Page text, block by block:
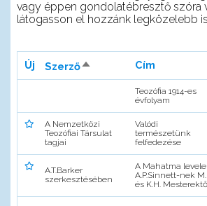
vagy éppen gondolatébresztő szóra
látogasson el hozzánk legközelebb
Új SzerzőCsökkenő
Cím
Teozófia 1914-es
évfolyam
A Nemzetközi
Teozófiai Társulat
tagjai
Valódi
természetünk
felfedezése
A.T.Barker
szerkesztésében
A Mahatma
A.P.Sinnett-nek M.
és K.H.